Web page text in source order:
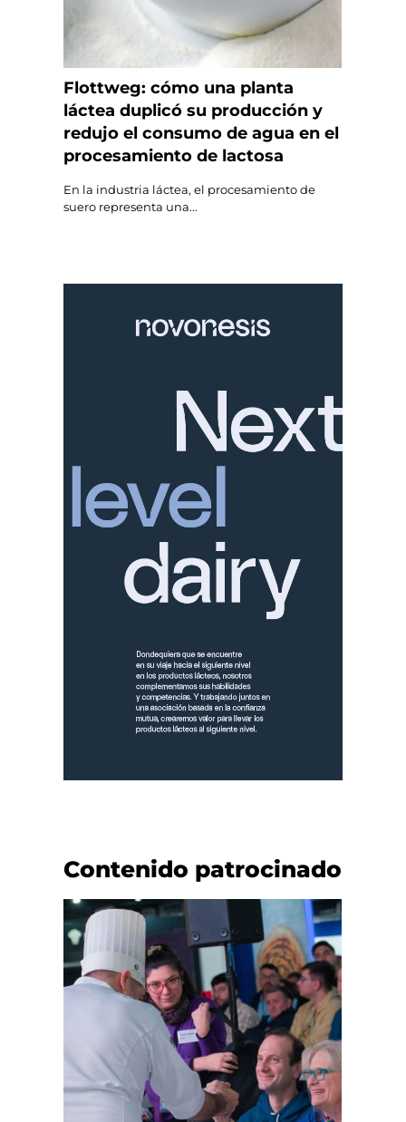
Flottweg: cómo una planta
láctea duplicó su producción y
redujo el consumo de agua en el
procesamiento de lactosa
En la industria láctea, el procesamiento de
suero representa una...
Contenido patrocinado